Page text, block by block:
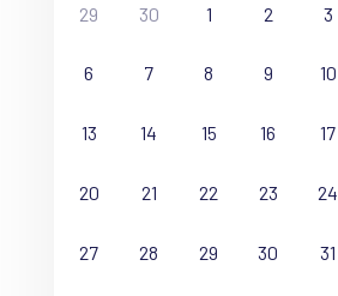
29 30 1 2 3
6 7 8 9 10
13 14 15 16 17
20 21 22 23 24
27 28 29 30 31